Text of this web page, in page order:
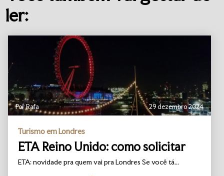
ler:
Por Rafa 29 dezembro 2024
Turismo em Londres
ETA Reino Unido: como solicitar
ETA: novidade pra quem vai pra Londres Se você tá...